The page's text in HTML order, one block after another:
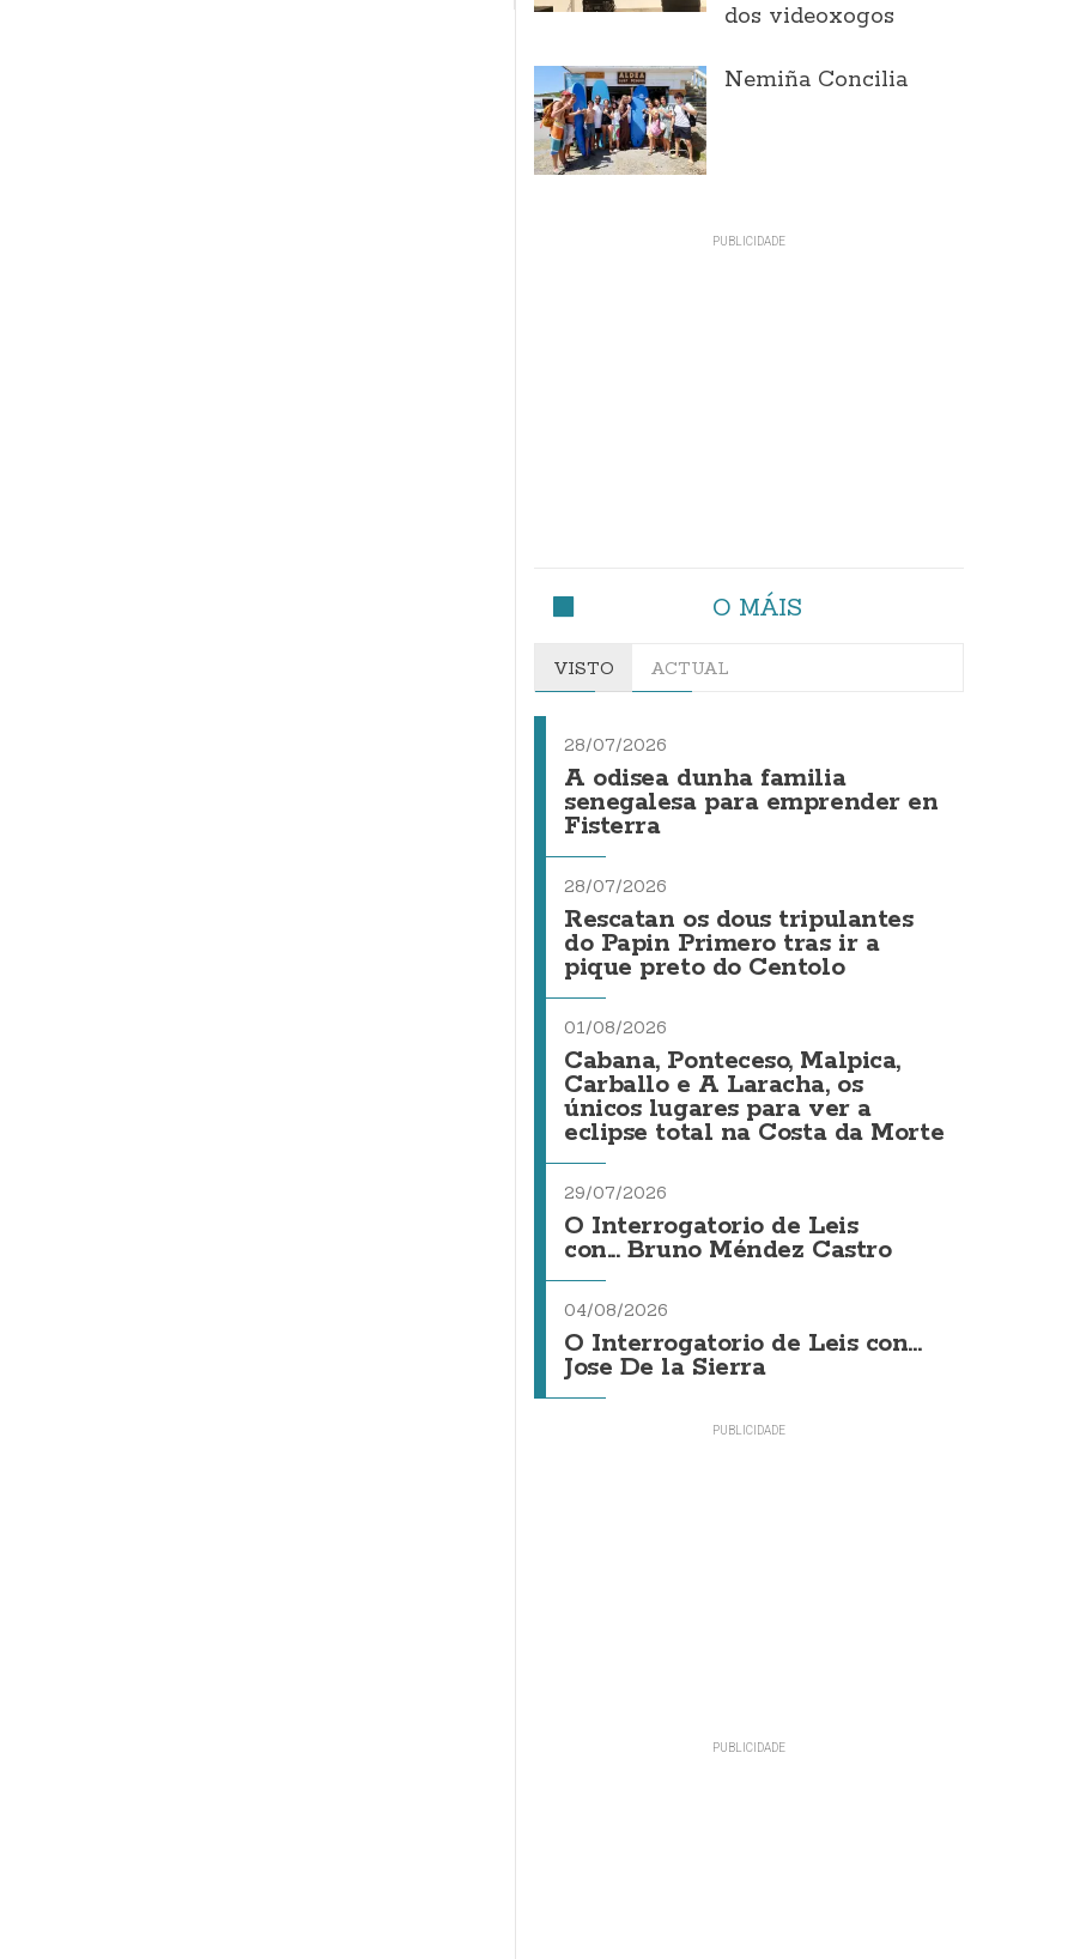
dos videoxogos
Nemiña Concilia
O MÁIS
VISTO ACTUAL
28/07/2026
A odisea dunha familia
senegalesa para emprender en
Fisterra
28/07/2026
Rescatan os dous tripulantes
do Papin Primero tras ir a
pique preto do Centolo
01/08/2026
Cabana, Ponteceso, Malpica,
Carballo e A Laracha, os
únicos lugares para ver a
eclipse total na Costa da Morte
29/07/2026
O Interrogatorio de Leis
con... Bruno Méndez Castro
04/08/2026
O Interrogatorio de Leis con...
Jose De la Sierra